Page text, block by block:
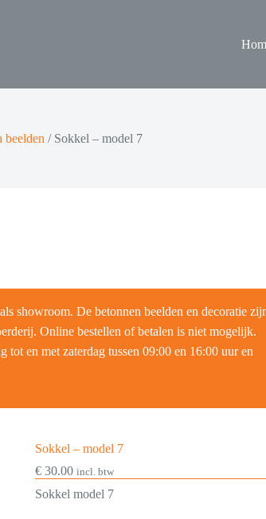
beelden / Sokkel – model 7
showroom. De betonnen beelden en decoratie
Online bestellen of betalen is niet mogelijk.
en met zaterdag tussen 09:00 en 16:00 uur en
Sokkel – model 7
€ 30.00 incl. btw
Sokkel model 7